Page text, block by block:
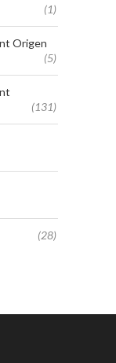
(1)
Origen
(5)
(131)
(28)